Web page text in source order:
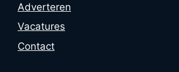
Adverteren
Vacatures
Contact